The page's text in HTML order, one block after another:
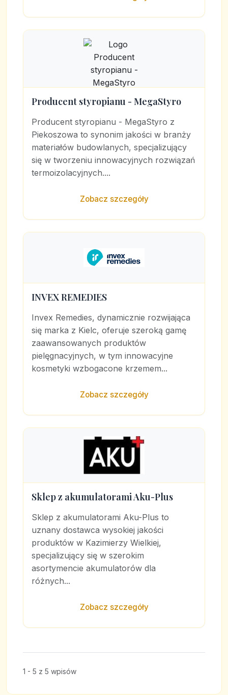
Producent styropianu - MegaStyro
Producent styropianu - MegaStyro z
Piekoszowa to synonim jakości w branży
materiałów budowlanych, specjalizujący
się w tworzeniu innowacyjnych rozwiązań
termoizolacyjnych....
Zobacz szczegóły
INVEX REMEDIES
Invex Remedies, dynamicznie rozwijająca
się marka z Kielc, oferuje szeroką gamę
zaawansowanych produktów
pielęgnacyjnych, w tym innowacyjne
kosmetyki wzbogacone krzemem...
Zobacz szczegóły
Sklep z akumulatorami Aku-Plus
Sklep z akumulatorami Aku-Plus to
uznany dostawca wysokiej jakości
produktów w Kazimierzy Wielkiej,
specjalizujący się w szerokim
asortymencie akumulatorów dla
różnych...
Zobacz szczegóły
1 - 5 z 5 wpisów